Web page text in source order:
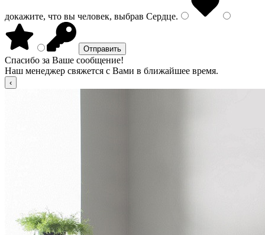
докажите, что вы человек, выбрав Сердце.
Спасибо за Ваше сообщение!
Наш менеджер свяжется с Вами в ближайшее время.